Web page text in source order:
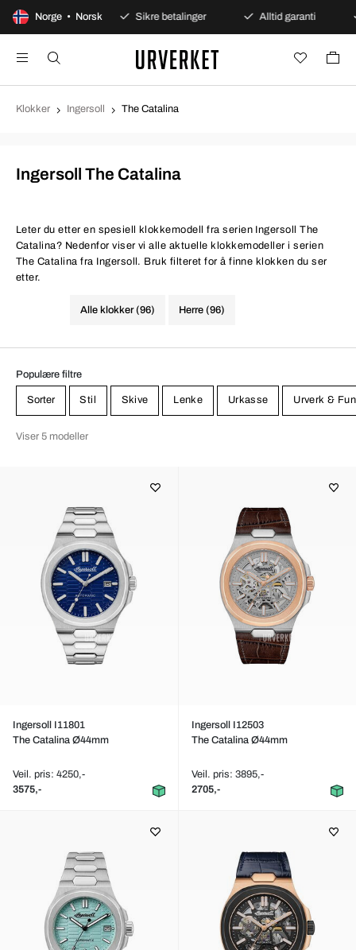
Norge • Norsk
åpent kjøp Sikre betalinger Alltid garanti
Klokker Ingersoll The Catalina
Ingersoll The Catalina
Leter du etter en spesiell klokkemodell fra serien Ingersoll The
Catalina? Nedenfor viser vi alle aktuelle klokkemodeller i serien
The Catalina fra Ingersoll. Bruk filteret for å finne klokken du ser
etter.
Alle klokker (96) Herre (96)
Populære filtre
Sorter Stil Skive Lenke Urkasse Urverk &
Viser 5 modeller
Ingersoll I11801
The Catalina Ø44mm
Veil. pris: 4250,-
3575,-
Ingersoll I12503
The Catalina Ø44mm
Veil. pris: 3895,-
2705,-